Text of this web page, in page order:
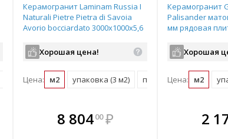
поддон (60.04 м2)
В комплекте
всегда выгоднее!
Керамогранит Laminam Russia I
Naturali Pietre Pietra di Savoia
Avorio bocciardato 3000х1000х5,6
Хорошая цена!
Цена: м2 упаковка (3 м2) поддон (39 м2)
8 80400 ₽
В
всегда
Керамогранит
Palisander
мм рядовая
Хорошая
Цена: м2
В комплекте
всегда выгоднее!
2